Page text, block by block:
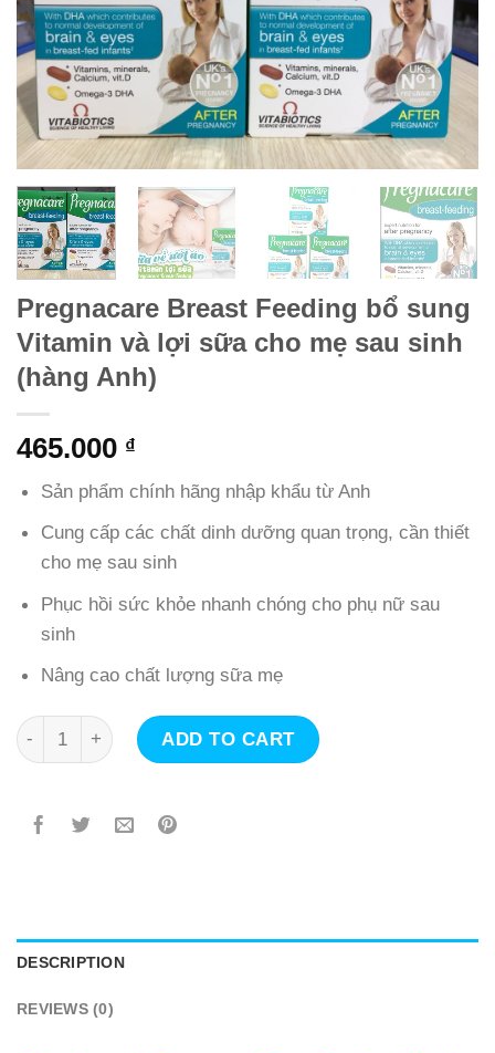
Pregnacare Breast Feeding bổ sung
Vitamin và lợi sữa cho mẹ sau sinh
(hàng Anh)
465.000 ₫
Sản phẩm chính hãng nhập khẩu từ Anh
Cung cấp các chất dinh dưỡng quan trọng, cần thiết
cho mẹ sau sinh
Phục hồi sức khỏe nhanh chóng cho phụ nữ sau
sinh
Nâng cao chất lượng sữa mẹ
Pregnacare Breast Feeding bổ sung Vitamin và lợi sữa
ADD TO CART
DESCRIPTION
REVIEWS (0)